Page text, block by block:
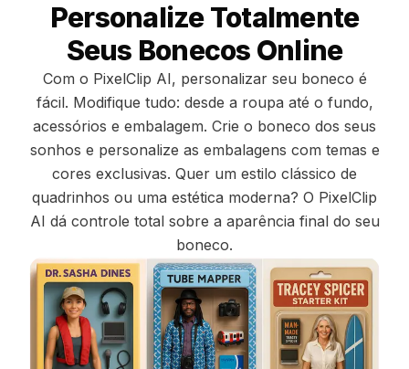
Personalize Totalmente
Seus Bonecos Online
Com o PixelClip AI, personalizar seu boneco é
fácil. Modifique tudo: desde a roupa até o fundo,
acessórios e embalagem. Crie o boneco dos seus
sonhos e personalize as embalagens com temas e
cores exclusivas. Quer um estilo clássico de
quadrinhos ou uma estética moderna? O PixelClip
AI dá controle total sobre a aparência final do seu
boneco.